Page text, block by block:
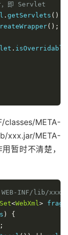
，即 Servlet
. getServlets ().
();
. isOverridable
META-
META-
暂时不清楚，
WEB-INF/lib/
Set<WebXml>
)
{